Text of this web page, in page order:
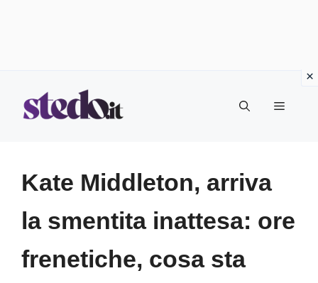
Menu
Kate Middleton, arriva
la smentita inattesa: ore
frenetiche, cosa sta